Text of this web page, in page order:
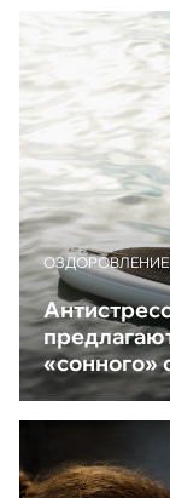
ОЗДОРОВЛЕНИЕ
«сонного»